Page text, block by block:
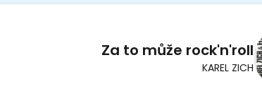
Za to může rock'n'roll
KAREL ZICH